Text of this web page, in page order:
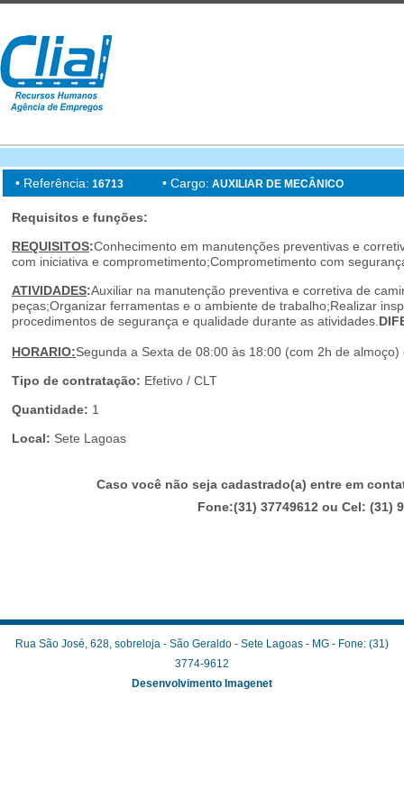
• Referência: 16713 • Cargo: AUXILIAR DE MECÂNICO
Requisitos e funções:
REQUISITOS:Conhecimento em manutenções preventivas e
com iniciativa e comprometimento;Comprometimento com
ATIVIDADES:Auxiliar na manutenção preventiva e corretiva de
peças;Organizar ferramentas e o ambiente de trabalho;Realizar
procedimentos de segurança e qualidade durante as atividades.
HORARIO:Segunda a Sexta de 08:00 às 18:00 (com 2h de
Tipo de contratação: Efetivo / CLT
Quantidade: 1
Local: Sete Lagoas
Caso você não seja cadastrado(a) entre em
Fone:(31) 37749612 ou Cel: (31)
Rua São José, 628, sobreloja - São Geraldo - Sete Lagoas - MG - Fone: (31)
3774-9612
Desenvolvimento Imagenet